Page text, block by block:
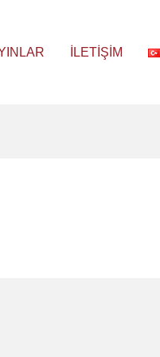
İLETIŞIM